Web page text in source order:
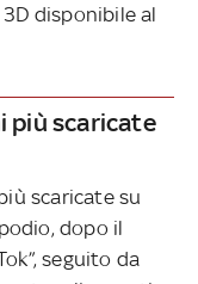
disponibile al
più scaricate
scaricate su
dopo il
seguito da